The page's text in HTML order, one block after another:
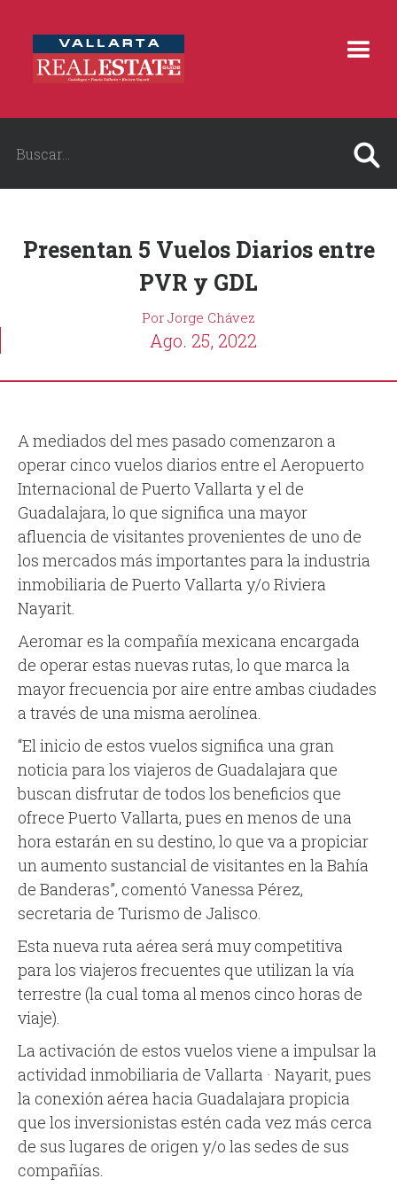
Presentan 5 Vuelos Diarios entre
PVR y GDL
Por Jorge Chávez
Ago. 25, 2022
A mediados del mes pasado comenzaron a
operar cinco vuelos diarios entre el Aeropuerto
Internacional de Puerto Vallarta y el de
Guadalajara, lo que significa una mayor
afluencia de visitantes provenientes de uno de
los mercados más importantes para la industria
inmobiliaria de Puerto Vallarta y/o Riviera
Nayarit.
Aeromar es la compañía mexicana encargada
de operar estas nuevas rutas, lo que marca la
mayor frecuencia por aire entre ambas ciudades
a través de una misma aerolínea.
“El inicio de estos vuelos significa una gran
noticia para los viajeros de Guadalajara que
buscan disfrutar de todos los beneficios que
ofrece Puerto Vallarta, pues en menos de una
hora estarán en su destino, lo que va a propiciar
un aumento sustancial de visitantes en la Bahía
de Banderas”, comentó Vanessa Pérez,
secretaria de Turismo de Jalisco.
Esta nueva ruta aérea será muy competitiva
para los viajeros frecuentes que utilizan la vía
terrestre (la cual toma al menos cinco horas de
viaje).
La activación de estos vuelos viene a impulsar la
actividad inmobiliaria de Vallarta · Nayarit, pues
la conexión aérea hacia Guadalajara propicia
que los inversionistas estén cada vez más cerca
de sus lugares de origen y/o las sedes de sus
compañías.